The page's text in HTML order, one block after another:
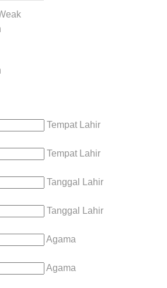
Tempat Lahir
Tempat Lahir
Tanggal Lahir
Tanggal Lahir
Agama
Agama